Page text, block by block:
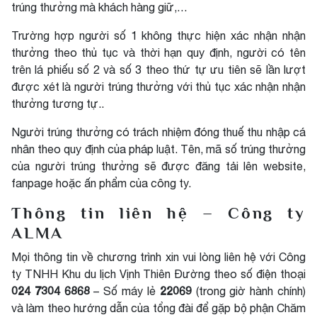
trúng thưởng mà khách hàng giữ,…
Trường hợp người số 1 không thực hiện xác nhận nhận
thưởng theo thủ tục và thời hạn quy định, người có tên
trên lá phiếu số 2 và số 3 theo thứ tự ưu tiên sẽ lần lượt
được xét là người trúng thưởng với thủ tục xác nhận nhận
thưởng tương tự..
Người trúng thưởng có trách nhiệm đóng thuế thu nhập cá
nhân theo quy định của pháp luật. Tên, mã số trúng thưởng
của người trúng thưởng sẽ được đăng tải lên website,
fanpage hoặc ấn phẩm của công ty.
Thông tin liên hệ – Công ty
ALMA
Mọi thông tin về chương trình xin vui lòng liên hệ với Công
ty TNHH Khu du lịch Vịnh Thiên Đường theo số điện thoại
024 7304 6868– Số máy lẻ 22069(trong giờ hành chính)
và làm theo hướng dẫn của tổng đài để gặp bộ phận Chăm